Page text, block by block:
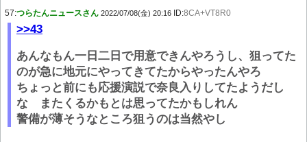
57:つらたんニュースさん 2022/07/08(金) 20:16 ID:8CA+VT8R0
>>43
あんなもん一日二日で用意できんやろうし、狙ってた
のが急に地元にやってきてたからやったんやろ
ちょっと前にも応援演説で奈良入りしてたようだし
な またくるかもとは思ってたかもしれん
警備が薄そうなところ狙うのは当然やし